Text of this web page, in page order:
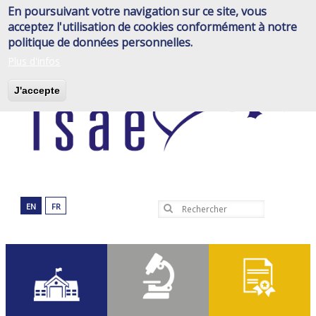
En poursuivant votre navigation sur ce site, vous
acceptez l'utilisation de cookies conformément à notre
politique de données personnelles.
J'accepte
Aller
au
contenu
principal
EN FR Rechercher